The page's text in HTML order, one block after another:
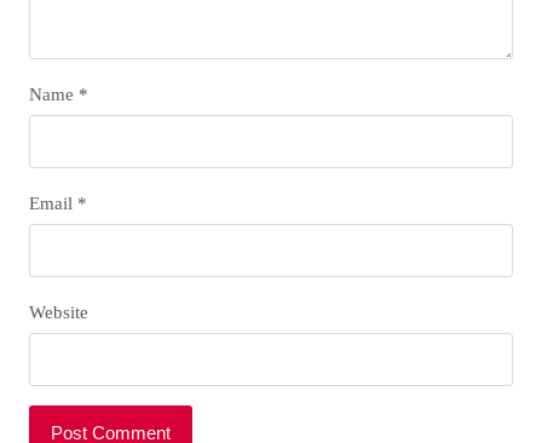
Name *
Email *
Website